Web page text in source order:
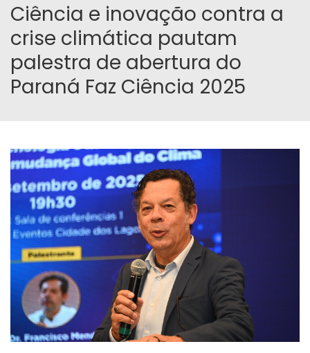
Ciência e inovação contra a
crise climática pautam
palestra de abertura do
Paraná Faz Ciência 2025